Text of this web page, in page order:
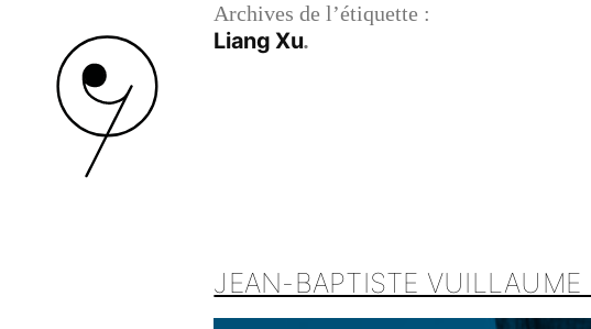
Archives de l’étiquette :
Liang Xu
JEAN-BAPTISTE VUILLAUME